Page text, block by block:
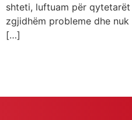
shteti, luftuam për qytetarët
zgjidhëm probleme dhe
[…]